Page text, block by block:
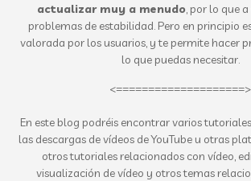
actualizar muy a menudo, por lo que
problemas de estabilidad. Pero en principio
valorada por los usuarios, y te permite hacer
lo que puedas necesitar.
<====================>
En este blog podréis encontrar varios
las descargas de vídeos de YouTube u otras
otros tutoriales relacionados con vídeo,
visualización de vídeo y otros temas